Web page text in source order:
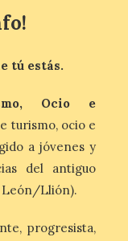
tú estás.
Ocio e
turismo, ocio e
a jóvenes y
del antiguo
León/Llión).
progresista,